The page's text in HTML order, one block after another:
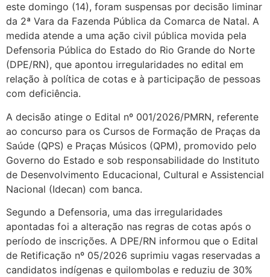
este domingo (14), foram suspensas por decisão liminar
da 2ª Vara da Fazenda Pública da Comarca de Natal. A
medida atende a uma ação civil pública movida pela
Defensoria Pública do Estado do Rio Grande do Norte
(DPE/RN), que apontou irregularidades no edital em
relação à política de cotas e à participação de pessoas
com deficiência.
A decisão atinge o Edital nº 001/2026/PMRN, referente
ao concurso para os Cursos de Formação de Praças da
Saúde (QPS) e Praças Músicos (QPM), promovido pelo
Governo do Estado e sob responsabilidade do Instituto
de Desenvolvimento Educacional, Cultural e Assistencial
Nacional (Idecan) com banca.
Segundo a Defensoria, uma das irregularidades
apontadas foi a alteração nas regras de cotas após o
período de inscrições. A DPE/RN informou que o Edital
de Retificação nº 05/2026 suprimiu vagas reservadas a
candidatos indígenas e quilombolas e reduziu de 30%